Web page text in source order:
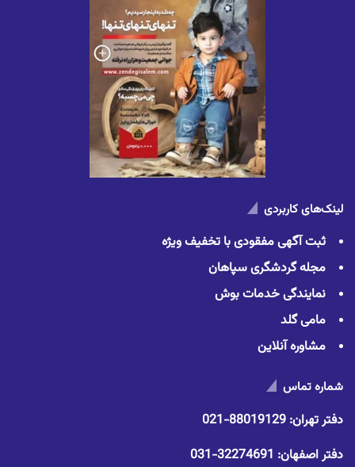
لینک‌های کاربردی
ثبت آگهی مفقودی با تخفیف ویژه
مجله گردشگری سپاهان
نمایندگی خدمات بوش
مامی گلد
مشاوره آنلاین
شماره تماس
دفتر تهران: 88019129-021
دفتر اصفهان: 32274691-031